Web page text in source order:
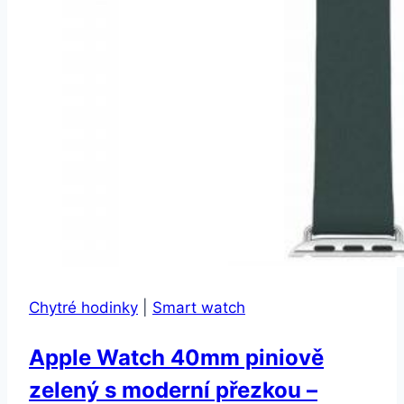
Chytré hodinky Smart watch
Apple Watch 40mm piniově
zelený s moderní přezkou –